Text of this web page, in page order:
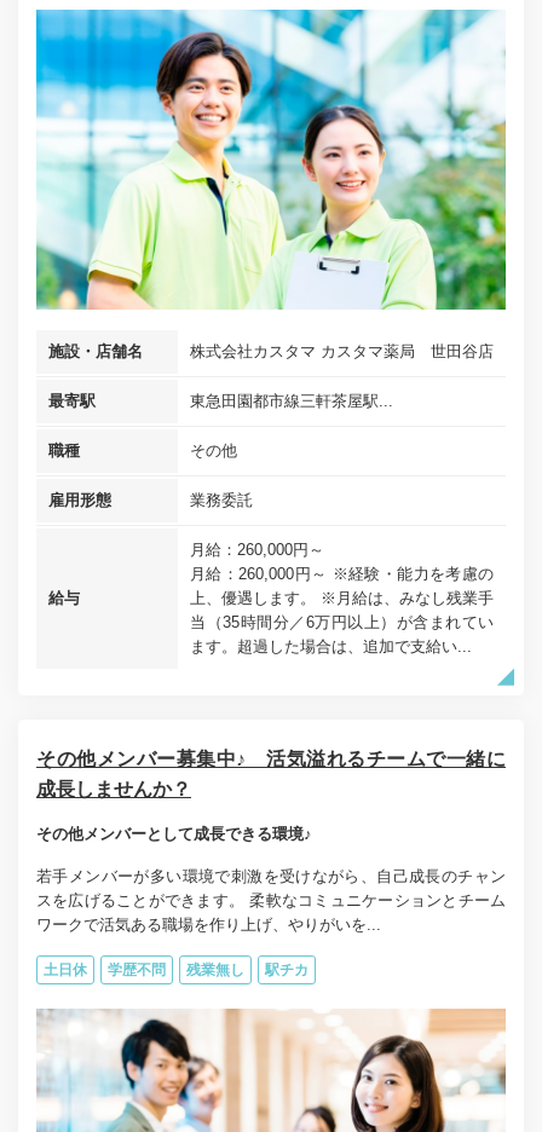
施設・店舗名 株式会社カスタマ カスタマ薬局 世田谷店
最寄駅 東急田園都市線三軒茶屋駅...
職種 その他
雇用形態 業務委託
給与
月給：260,000円～
月給：260,000円～ ※経験・能力を考慮の
上、優遇します。 ※月給は、みなし残業手
当（35時間分／6万円以上）が含まれてい
ます。超過した場合は、追加で支給い...
その他メンバー募集中♪ 活気溢れるチームで一緒に
成長しませんか？
その他メンバーとして成長できる環境♪
若手メンバーが多い環境で刺激を受けながら、自己成長のチャン
スを広げることができます。 柔軟なコミュニケーションとチーム
ワークで活気ある職場を作り上げ、やりがいを...
土日休 学歴不問 残業無し 駅チカ